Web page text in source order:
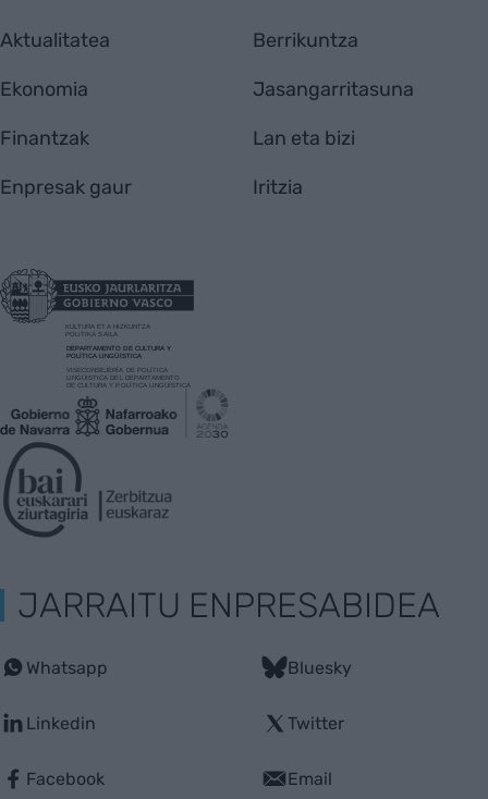
Aktualitatea
Ekonomia
Finantzak
Enpresak gaur
Berrikuntza
Jasangarritasuna
Lan eta bizi
Iritzia
JARRAITU ENPRESABIDEA
Whatsapp
Linkedin
Facebook
Bluesky
Twitter
Email